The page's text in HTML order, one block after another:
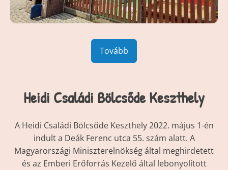
Tovább
Heidi Családi Bölcsőde Keszthely
A Heidi Családi Bölcsőde Keszthely 2022. május 1-én
indult a Deák Ferenc utca 55. szám alatt. A
Magyarországi Miniszterelnökség által meghirdetett
és az Emberi Erőforrás Kezelő által lebonyolított